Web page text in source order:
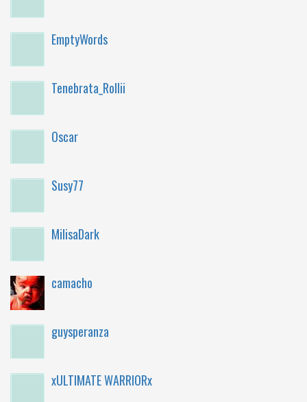
EmptyWords
Tenebrata_Rollii
Oscar
Susy77
MilisaDark
camacho
guysperanza
xULTIMATE WARRIORx